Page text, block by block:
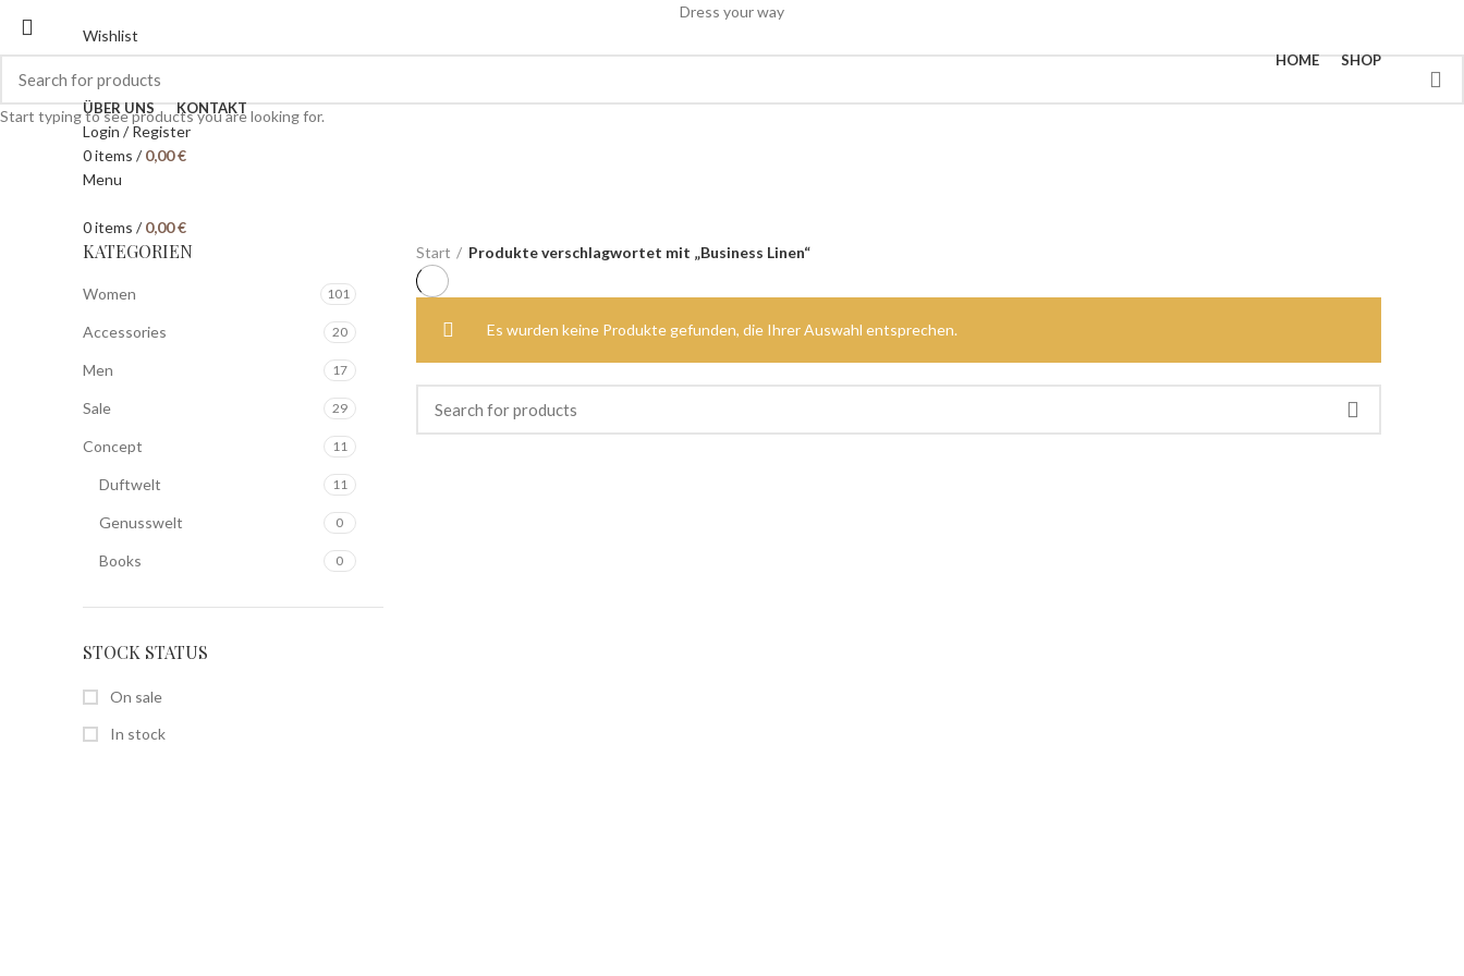
Dress your way
Wishlist
HOME SHOP
ÜBER UNS KONTAKT
Login / Register
0items / 0,00€
Menu
0items / 0,00€
KATEGORIEN
Accessories 20
Concept 11
Books 0
Duftwelt 11
Genusswelt 0
Men 17
Sale 29
Women 101
STOCK STATUS
On sale
In stock
Start Produkte verschlagwortet mit „Business Linen“
Es wurden keine Produkte gefunden, die Ihrer Auswahl entsprechen.
Start typing to see products you are looking for.